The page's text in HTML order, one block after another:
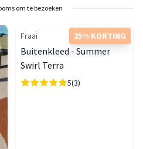
om te bezoeken
25% KORTING
Fraai
Buitenkleed - Summer
Swirl Terra
5(3)